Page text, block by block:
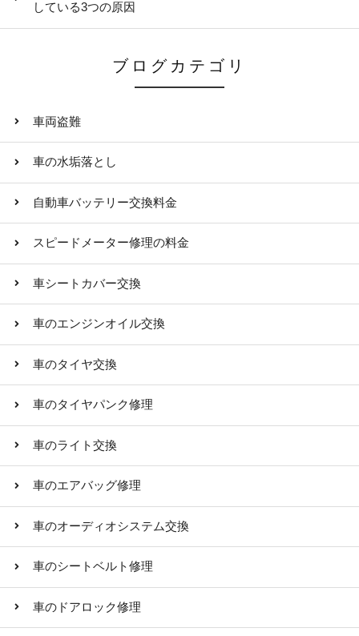
している3つの原因
ブログカテゴリ
車両盗難
車の水垢落とし
自動車バッテリー交換料金
スピードメーター修理の料金
車シートカバー交換
車のエンジンオイル交換
車のタイヤ交換
車のタイヤパンク修理
車のライト交換
車のエアバッグ修理
車のオーディオシステム交換
車のシートベルト修理
車のドアロック修理